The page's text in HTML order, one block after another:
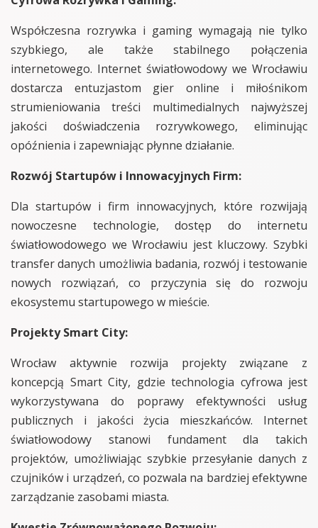
Współczesna rozrywka i gaming wymagają nie tylko
szybkiego, ale także stabilnego połączenia
internetowego. Internet światłowodowy we Wrocławiu
dostarcza entuzjastom gier online i miłośnikom
strumieniowania treści multimedialnych najwyższej
jakości doświadczenia rozrywkowego, eliminując
opóźnienia i zapewniając płynne działanie.
Rozwój Startupów i Innowacyjnych Firm:
Dla startupów i firm innowacyjnych, które rozwijają
nowoczesne technologie, dostęp do internetu
światłowodowego we Wrocławiu jest kluczowy. Szybki
transfer danych umożliwia badania, rozwój i testowanie
nowych rozwiązań, co przyczynia się do rozwoju
ekosystemu startupowego w mieście.
Projekty Smart City:
Wrocław aktywnie rozwija projekty związane z
koncepcją Smart City, gdzie technologia cyfrowa jest
wykorzystywana do poprawy efektywności usług
publicznych i jakości życia mieszkańców. Internet
światłowodowy stanowi fundament dla takich
projektów, umożliwiając szybkie przesyłanie danych z
czujników i urządzeń, co pozwala na bardziej efektywne
zarządzanie zasobami miasta.